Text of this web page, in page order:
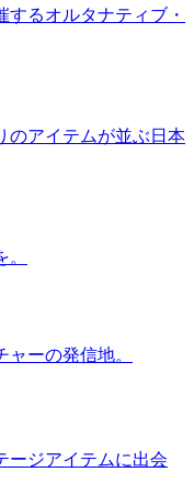
るオルタナティブ・
のアイテムが並ぶ日本
ーの発信地。
ージアイテムに出会